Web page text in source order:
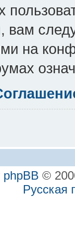
вам
на
phpBB ©
Русская